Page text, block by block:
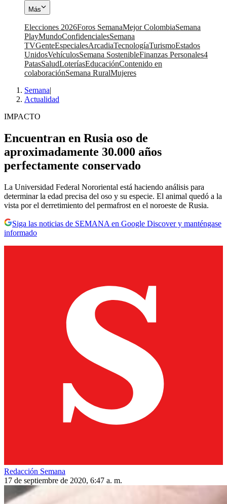
Más
Elecciones 2026Foros SemanaMejor ColombiaSemana
PlayMundoConfidencialesSemana
TVGenteEspecialesArcadiaTecnologíaTurismoEstados
UnidosVehículosSemana SostenibleFinanzas Personales4
PatasSaludLoteríasEducaciónContenido en
colaboraciónSemana RuralMujeres
Semana|
Actualidad
IMPACTO
Encuentran en Rusia oso de
aproximadamente 30.000 años
perfectamente conservado
La Universidad Federal Nororiental está haciendo análisis para
determinar la edad precisa del oso y su especie. El animal quedó a la
vista por el derretimiento del permafrost en el noroeste de Rusia.
Siga las noticias de SEMANA en Google Discover y manténgase
informado
Redacción Semana
17 de septiembre de 2020, 6:47 a. m.